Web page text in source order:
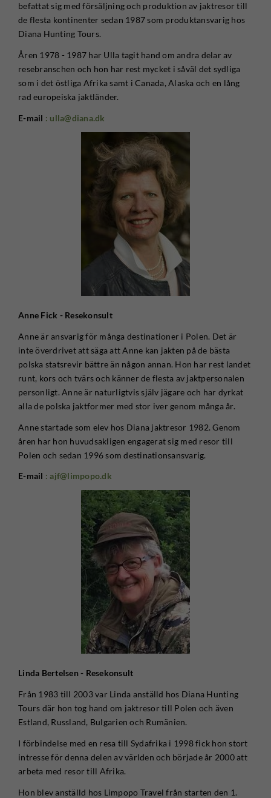
befattat sig med försäljning och produktion av jaktresor till
de flesta kontinenter sedan 1987 som produktansvarig hos
Diana Hunting Tours.
Åren 1978 - 1987 har Ulla tagit hand om andra delar av
resebranschen och hon har rest mycket i såväl det sydliga
som i det östliga Afrika samt i Canada, Alaska och en lång
rad europeiska jaktländer.
E-mail : ulla@diana.dk
Anne Fick - Resekonsult
Anne är ansvarig för många destinationer i Polen. Det är
inte överdrivet att säga att Anne kan jakten på de bästa
polska statsrevir bättre än någon annan. Hon har rest landet
runt, kors och tvärs och känner de flesta av jaktpersonalen
personligt. Anne är naturligtvis själv jägare och har dyrkat
alla de polska jaktformer med stor iver genom många år.
Anne startade som elev hos Diana jaktresor 1982. Genom
åren har hon huvudsakligen engagerat sig med resor till
Polen och sedan 1996 som destinationsansvarig.
E-mail : ajf@limpopo.dk
Linda Bertelsen - Resekonsult
Från 1983 till 2003 var Linda anställd hos Diana Hunting
Tours där hon tog hand om jaktresor till Polen och även
Estland, Russland, Bulgarien och Rumänien.
I förbindelse med en resa till Sydafrika i 1998 fick hon stort
intresse för denna delen av världen och började år 2000 att
arbeta med resor till Afrika.
Hon blev anställd hos Limpopo Travel från starten den 1.